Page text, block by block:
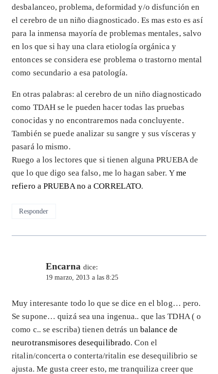
desbalanceo, problema, deformidad y/o disfunción en
el cerebro de un niño diagnosticado. Es mas esto es así
para la inmensa mayoría de problemas mentales, salvo
en los que si hay una clara etiología orgánica y
entonces se considera ese problema o trastorno mental
como secundario a esa patología.
En otras palabras: al cerebro de un niño diagnosticado
como TDAH se le pueden hacer todas las pruebas
conocidas y no encontraremos nada concluyente.
También se puede analizar su sangre y sus vísceras y
pasará lo mismo.
Ruego a los lectores que si tienen alguna PRUEBA de
que lo que digo sea falso, me lo hagan saber. Yme
refiero a PRUEBA no a CORRELATO.
Responder
Encarna dice:
19 marzo, 2013 a las 8:25
Muy interesante todo lo que se dice en el blog… pero.
Se supone… quizá sea una ingenua.. que las TDHA ( o
como c.. se escriba) tienen detrás un balance de
neurotransmisores desequilibrado. Con el
ritalin/concerta o conterta/ritalin ese desequilibrio se
ajusta. Me gusta creer esto, me tranquiliza creer que